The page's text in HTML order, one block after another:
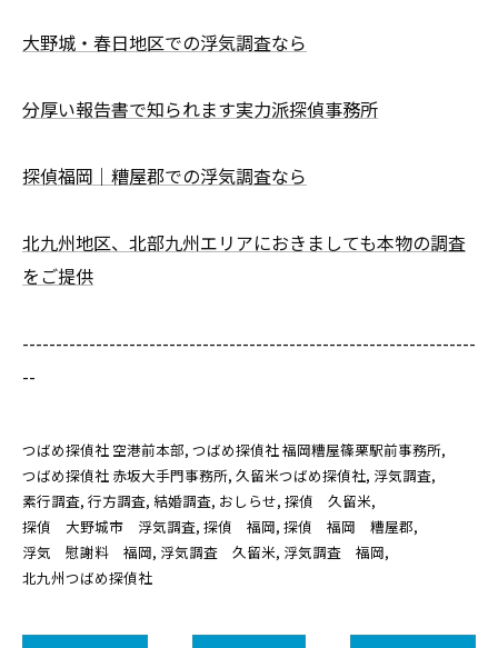
大野城・春日地区での浮気調査なら
分厚い報告書で知られます実力派探偵事務所
探偵福岡｜糟屋郡での浮気調査なら
北九州地区、北部九州エリアにおきましても本物の調査
をご提供
--------------------------------------------------------------------
--
つばめ探偵社 空港前本部 つばめ探偵社 福岡糟屋篠栗駅前事務所
つばめ探偵社 赤坂大手門事務所 久留米つばめ探偵社 浮気調査
素行調査 行方調査 結婚調査 おしらせ 探偵 久留米
探偵 大野城市 浮気調査 探偵 福岡 探偵 福岡 糟屋郡
浮気 慰謝料 福岡 浮気調査 久留米 浮気調査 福岡
北九州つばめ探偵社